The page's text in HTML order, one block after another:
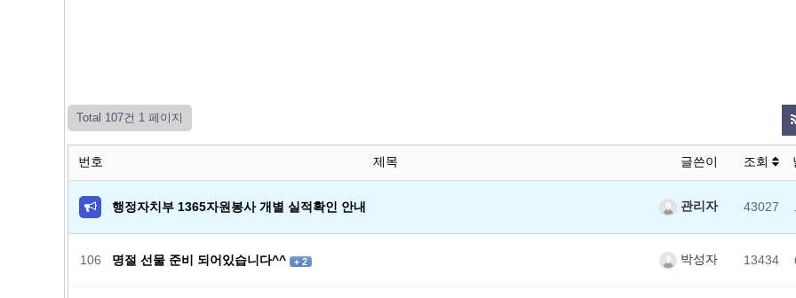
Total 107건 1 페이지
번호 제목 글쓴이 조회
행정자치부 1365자원봉사 개별 실적확인 안내 관리자 43027
106 명절 선물 준비 되어있습니다^^ + 2 박성자 13434